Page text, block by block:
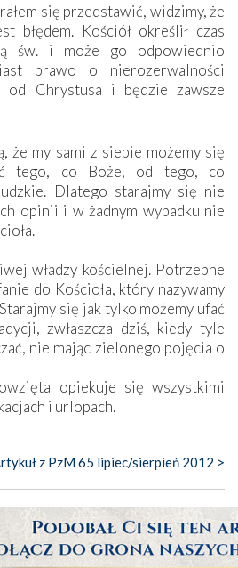
się przedstawić, widzimy, że
błędem. Kościół określił czas
św. i może go odpowiednio
prawo o nierozerwalności
od Chrystusa i będzie zawsze
że my sami z siebie możemy się
tego, co Boże, od tego, co
Dlatego starajmy się nie
opinii i w żadnym wypadku nie
władzy kościelnej. Potrzebne
do Kościoła, który nazywamy
się jak tylko możemy ufać
zwłaszcza dziś, kiedy tyle
nie mając zielonego pojęcia o
opiekuje się wszystkimi
i urlopach.
z PzM 65 lipiec/sierpień 2012 >